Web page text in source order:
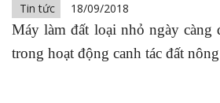
Tin tức 18/09/2018
Máy làm đất loại nhỏ ngày càng
trong hoạt động canh tác đất